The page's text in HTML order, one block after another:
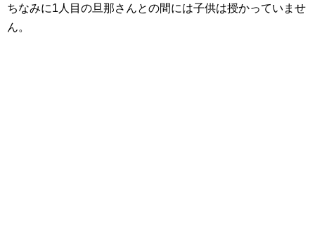
ちなみに1人目の旦那さんとの間には子供は授かっていませ
ん。